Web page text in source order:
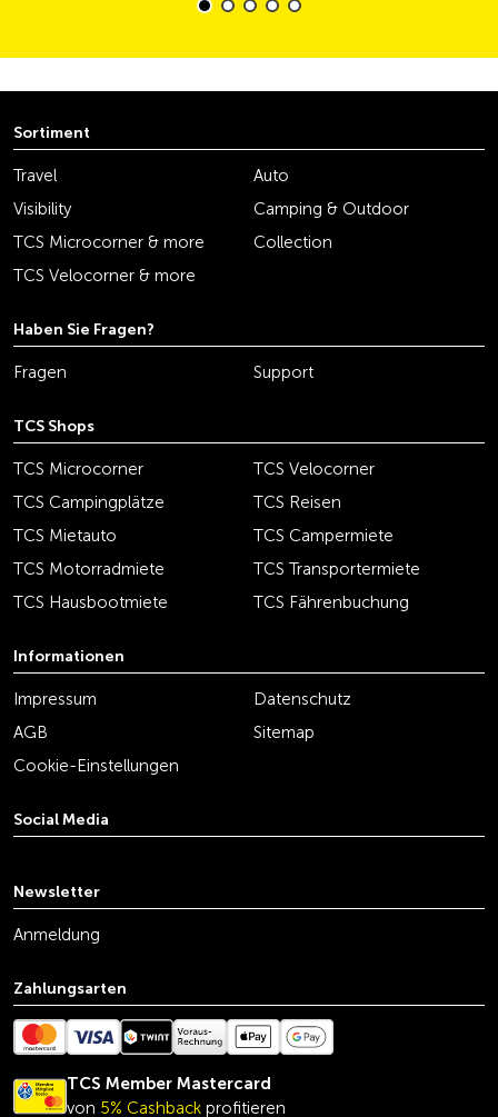
Sortiment
Travel
Auto
Visibility
Camping & Outdoor
TCS Microcorner & more
Collection
TCS Velocorner & more
Haben Sie Fragen?
Fragen Support
TCS Shops
TCS Microcorner
TCS Velocorner
TCS Campingplätze
TCS Reisen
TCS Mietauto
TCS Campermiete
TCS Motorradmiete
TCS Transportermiete
TCS Hausbootmiete
TCS Fährenbuchung
Informationen
Impressum
Datenschutz
AGB
Sitemap
Cookie-Einstellungen
Social Media
Newsletter
Anmeldung
Zahlungsarten
TCS Member Mastercard
von 5% Cashback profitieren